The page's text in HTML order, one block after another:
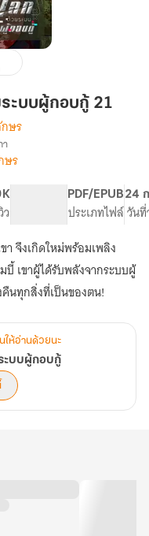
ะบบผู้กอบกู้ 21
ษร
ษร
PDF/EPUB
ประเภทไฟล์
24
วันที่
จึงเกิดใหม่พร้อมเพลิง
เขาผู้ได้รับพลังจากระบบผู้
นทุกสิ่งที่เป็นของตน!
ให้อ่านด้วยนะ
ะบบผู้กอบกู้